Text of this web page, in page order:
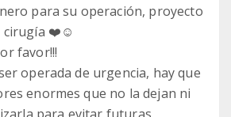
para su operación, proyecto
cirugía ❤️☺️
favor!!!
operada de urgencia, hay que
enormes que no la dejan ni